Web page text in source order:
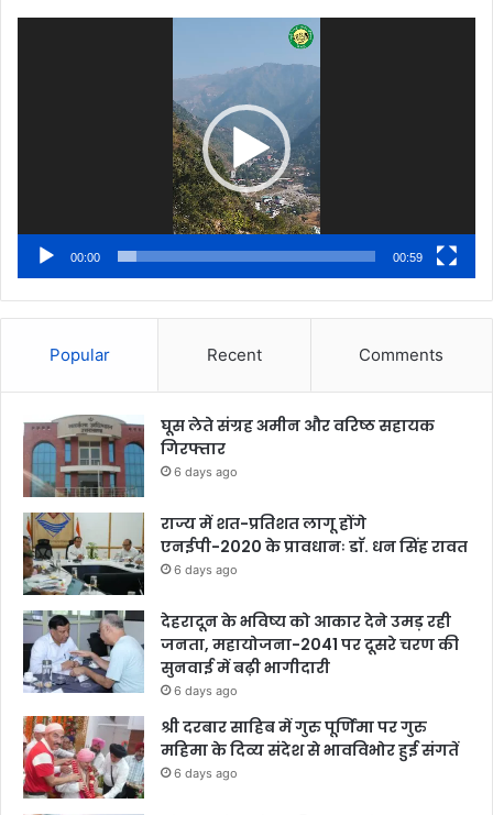
00:00 00:59
Popular Recent Comments
घूस लेते संग्रह अमीन और वरिष्ठ सहायक
गिरफ्तार
6 days ago
राज्य में शत-प्रतिशत लागू होंगे
एनईपी-2020 के प्रावधानः डाॅ. धन सिंह रावत
6 days ago
देहरादून के भविष्य को आकार देने उमड़ रही
जनता, महायोजना-2041 पर दूसरे चरण की
सुनवाई में बढ़ी भागीदारी
6 days ago
श्री दरबार साहिब में गुरु पूर्णिमा पर गुरु
महिमा के दिव्य संदेश से भावविभोर हुई संगतें
6 days ago